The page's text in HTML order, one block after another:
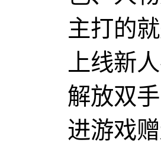
主打的
上线新
解放双手
进游戏